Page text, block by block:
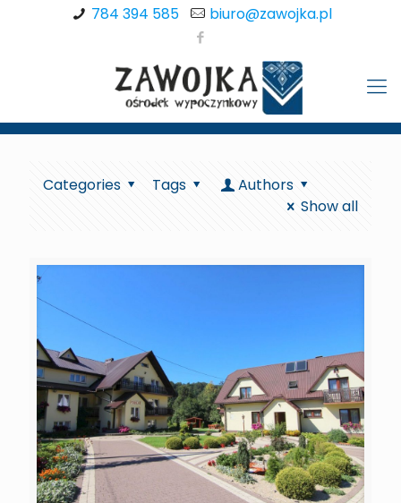
784 394 585 biuro@zawojka.pl
Categories Tags
Authors
Show all